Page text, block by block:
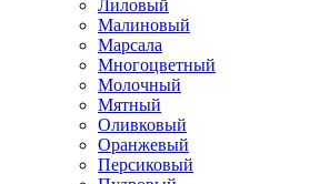
Лиловый
Малиновый
Марсала
Многоцветный
Молочный
Мятный
Оливковый
Оранжевый
Персиковый